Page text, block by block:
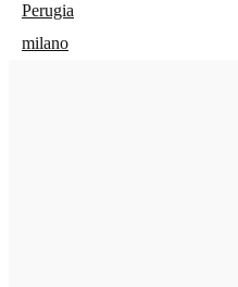
Perugia
milano